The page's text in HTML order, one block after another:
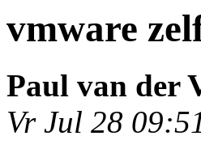
vmware
Paul van der
Vr Jul 28